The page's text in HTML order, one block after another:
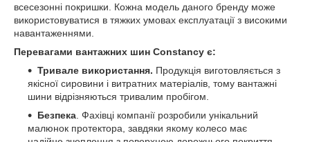
всесезонні покришки. Кожна модель даного бренду може
використовуватися в тяжких умовах експлуатації з високими
навантаженнями.
Перевагами вантажних шин Constancy є:
Тривале використання. Продукція виготовляється з
якісної сировини і витратних матеріалів, тому вантажні
шини відрізняються тривалим пробігом.
Безпека . Фахівці компанії розробили унікальний
малюнок протектора, завдяки якому колесо має